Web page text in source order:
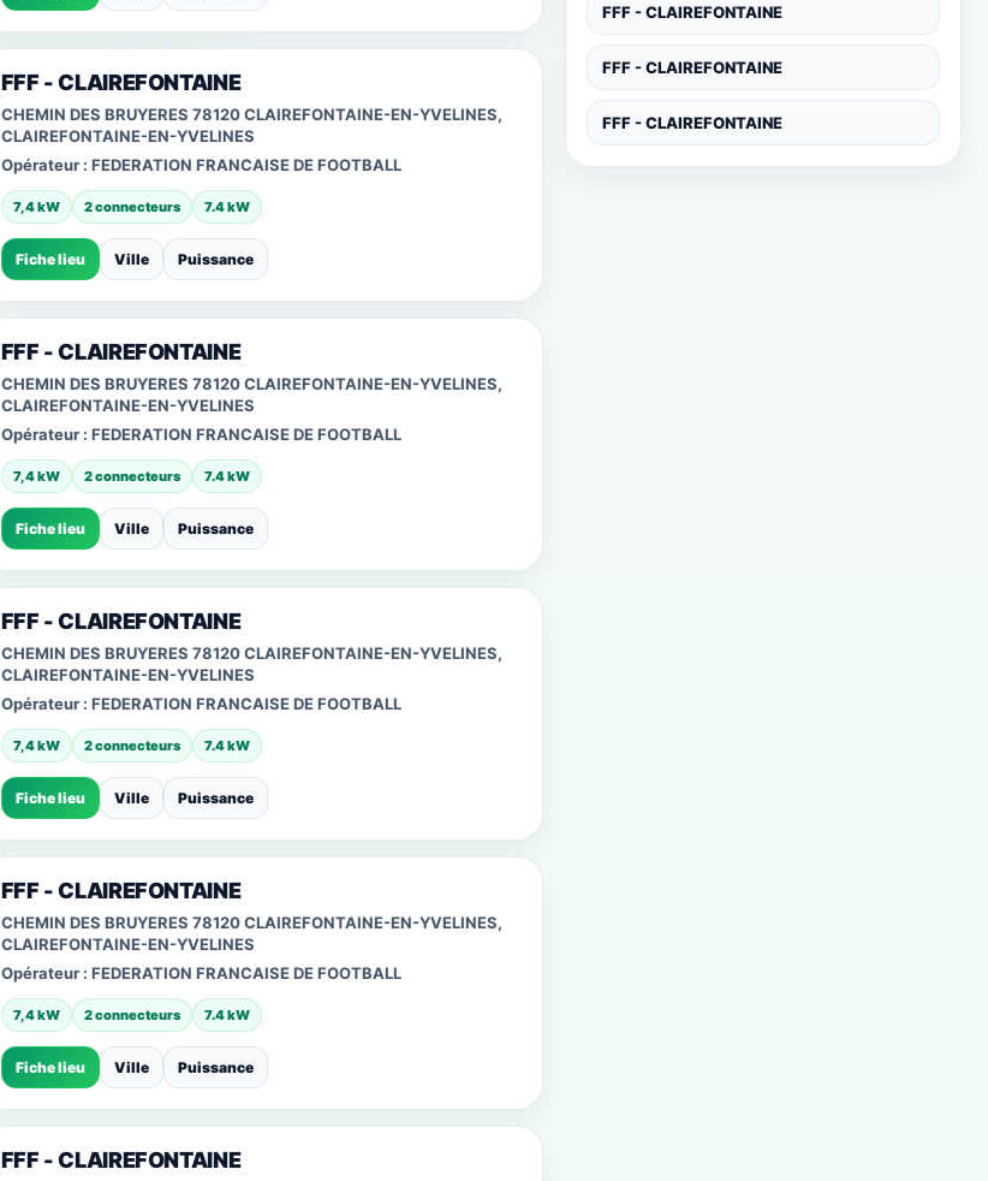
FFF - CLAIREFONTAINE
CHEMIN DES BRUYERES 78120 CLAIREFONTAINE-EN-YVELINES,
CLAIREFONTAINE-EN-YVELINES
Opérateur : FEDERATION FRANCAISE DE FOOTBALL
7,4 kW 2 connecteurs 7.4 kW
Fiche lieu Ville Puissance
FFF - CLAIREFONTAINE
CHEMIN DES BRUYERES 78120 CLAIREFONTAINE-EN-YVELINES,
CLAIREFONTAINE-EN-YVELINES
Opérateur : FEDERATION FRANCAISE DE FOOTBALL
7,4 kW 2 connecteurs 7.4 kW
Fiche lieu Ville Puissance
FFF - CLAIREFONTAINE
CHEMIN DES BRUYERES 78120 CLAIREFONTAINE-EN-YVELINES,
CLAIREFONTAINE-EN-YVELINES
Opérateur : FEDERATION FRANCAISE DE FOOTBALL
7,4 kW 2 connecteurs 7.4 kW
Fiche lieu Ville Puissance
FFF - CLAIREFONTAINE
CHEMIN DES BRUYERES 78120 CLAIREFONTAINE-EN-YVELINES,
CLAIREFONTAINE-EN-YVELINES
Opérateur : FEDERATION FRANCAISE DE FOOTBALL
7,4 kW 2 connecteurs 7.4 kW
Fiche lieu Ville Puissance
FFF - CLAIREFONTAINE
FFF - CLAIREFONTAINE
FFF - CLAIREFONTAINE
FFF - CLAIREFONTAINE